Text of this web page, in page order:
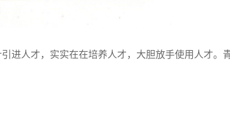
人才，实实在在培养人才，大胆放手使用人才。